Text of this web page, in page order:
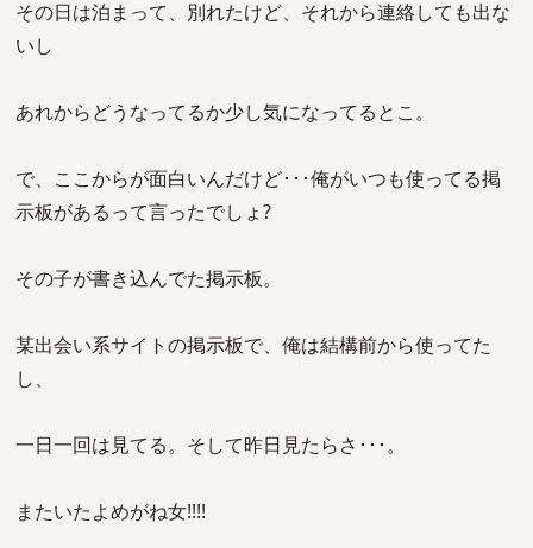
その日は泊まって、別れたけど、それから連絡しても出な
いし
あれからどうなってるか少し気になってるとこ。
で、ここからが面白いんだけど･･･俺がいつも使ってる掲
示板があるって言ったでしょ?
その子が書き込んでた掲示板。
某出会い系サイトの掲示板で、俺は結構前から使ってた
し、
一日一回は見てる。そして昨日見たらさ･･･。
またいたよめがね女!!!!